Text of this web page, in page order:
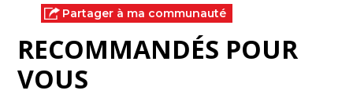
Partager à ma communauté
RECOMMANDÉS POUR
VOUS